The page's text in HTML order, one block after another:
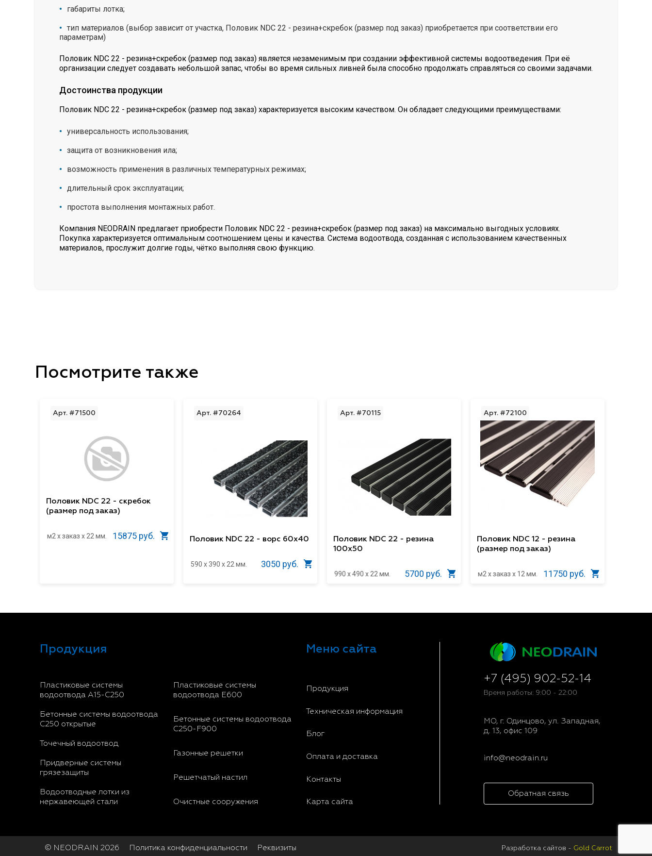
габариты лотка;
тип материалов (выбор зависит от участка, Половик NDC 22 - резина+скребок (размер под заказ) приобретается при соответствии его
параметрам)
Половик NDC 22 - резина+скребок (размер под заказ) является незаменимым при создании эффективной системы водоотведения. При её
организации следует создавать небольшой запас, чтобы во время сильных ливней была способно продолжать справляться со своими задачами.
Достоинства продукции
Половик NDC 22 - резина+скребок (размер под заказ) характеризуется высоким качеством. Он обладает следующими преимуществами:
универсальность использования;
защита от возникновения ила;
возможность применения в различных температурных режимах;
длительный срок эксплуатации;
простота выполнения монтажных работ.
Компания NEODRAIN предлагает приобрести Половик NDC 22 - резина+скребок (размер под заказ) на максимально выгодных условиях.
Покупка характеризуется оптимальным соотношением цены и качества. Система водоотвода, созданная с использованием качественных
материалов, прослужит долгие годы, чётко выполняя свою функцию.
Посмотрите также
Арт. #71500
Половик NDC 22 - скребок
(размер под заказ)
м2 x заказ x 22 мм. 15875 руб.
Арт. #70264
Половик NDC 22 - ворс 60х40
590 x 390 x 22 мм. 3050 руб.
Арт. #70115
Половик NDC 22 - резина
100х50
990 x 490 x 22 мм. 5700 руб.
Арт. #72100
Половик NDC 12 - резина
(размер под заказ)
м2 x заказ x 12 мм. 11750 руб.
Продукция
Пластиковые системы
водоотвода A15-C250
Бетонные системы водоотвода
С250 открытые
Точечный водоотвод
Придверные системы
грязезащиты
Водоотводные лотки из
нержавеющей стали
Пластиковые системы
водоотвода E600
Бетонные системы водоотвода
С250-F900
Газонные решетки
Решетчатый настил
Очистные сооружения
Меню сайта
Продукция
Техническая информация
Блог
Оплата и доставка
Контакты
Карта сайта
+7 (495) 902-52-14
Время работы: 9:00 - 22:00
МО, г. Одинцово, ул. Западная,
д. 13, офис 109
info@neodrain.ru
Обратная связь
© NEODRAIN 2026 Политика конфиденциальности Реквизиты Разработка сайтов - Gold Carrot